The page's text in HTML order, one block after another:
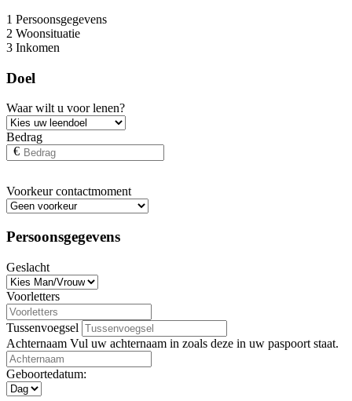
1 Persoonsgegevens
2 Woonsituatie
3 Inkomen
Doel
Waar wilt u voor lenen?
Bedrag
€
Voorkeur contactmoment
Persoonsgegevens
Geslacht
Voorletters
Tussenvoegsel
Achternaam Vul uw achternaam in zoals deze in uw paspoort staat.
Geboortedatum: